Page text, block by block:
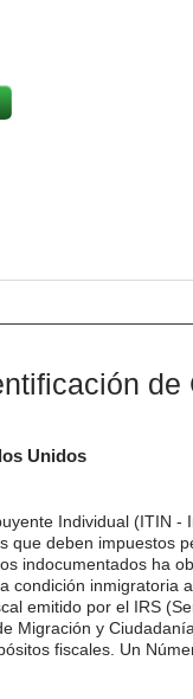
Unidos
Individual (ITIN -
deben impuestos
indocumentados ha
condición inmigratoria
emitido por el IRS
Migración y
fiscales. Un